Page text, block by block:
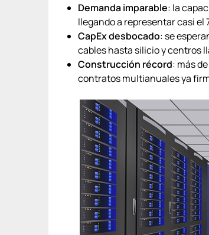
Demanda imparable: la
llegando a representar casi el
CapEx desbocado: se
cables hasta silicio y centros
Construcción récord: más
contratos multianuales ya